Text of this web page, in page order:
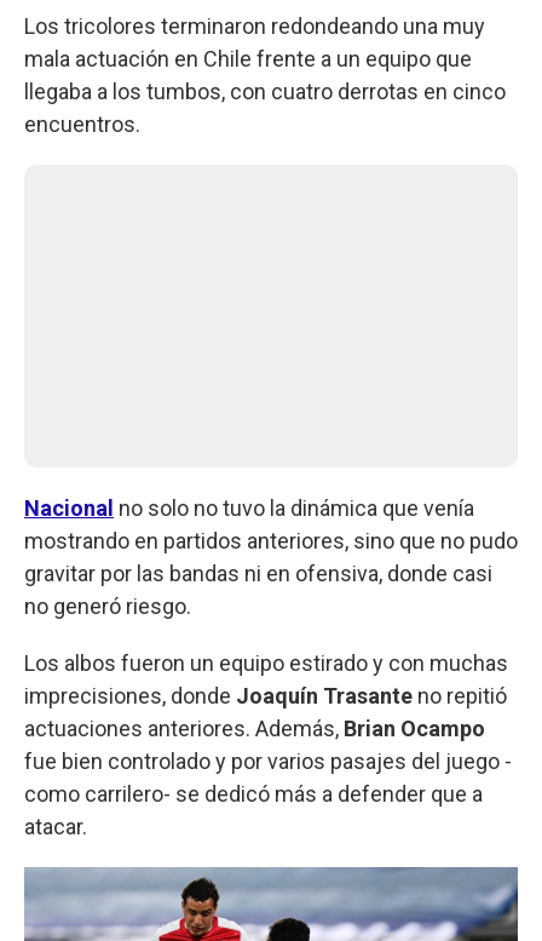
Los tricolores terminaron redondeando una muy
mala actuación en Chile frente a un equipo que
llegaba a los tumbos, con cuatro derrotas en cinco
encuentros.
Nacional no solo no tuvo la dinámica que venía
mostrando en partidos anteriores, sino que no pudo
gravitar por las bandas ni en ofensiva, donde casi
no generó riesgo.
Los albos fueron un equipo estirado y con muchas
imprecisiones, donde Joaquín Trasante no repitió
actuaciones anteriores. Además, Brian Ocampo
fue bien controlado y por varios pasajes del juego -
como carrilero- se dedicó más a defender que a
atacar.